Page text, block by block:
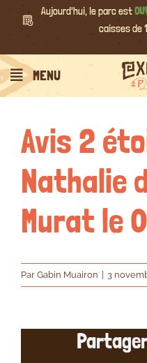
Aujourd'hui, le parc est
caisses de
MENU
Avis 2
Nathalie
Murat le
Par Gabin Muairon 3